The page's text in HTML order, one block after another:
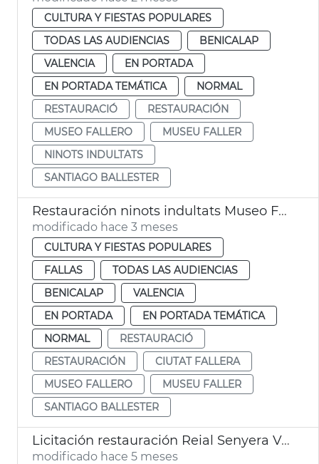
CULTURA Y FIESTAS POPULARES
TODAS LAS AUDIENCIAS
BENICALAP
VALENCIA
EN PORTADA
EN PORTADA TEMÁTICA
NORMAL
RESTAURACIÓ
RESTAURACIÓN
MUSEO FALLERO
MUSEU FALLER
NINOTS INDULTATS
SANTIAGO BALLESTER
Restauración ninots indultats Museo Fallero València
modificado hace 3 meses
CULTURA Y FIESTAS POPULARES
FALLAS
TODAS LAS AUDIENCIAS
BENICALAP
VALENCIA
EN PORTADA
EN PORTADA TEMÁTICA
NORMAL
RESTAURACIÓ
RESTAURACIÓN
CIUTAT FALLERA
MUSEO FALLERO
MUSEU FALLER
SANTIAGO BALLESTER
Licitación restauración Reial Senyera València
modificado hace 5 meses